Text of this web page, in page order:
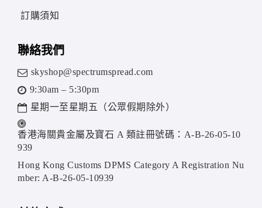
訂購須知
聯絡我們
skyshop@spectrumspread.com
9:30am – 5:30pm
星期一至星期五（公眾假期除外）
香港海關貴金屬及寶石 A 類註冊號碼：A-B-26-05-10
939
Hong Kong Customs DPMS Category A Registration Nu
mber: A-B-26-05-10939